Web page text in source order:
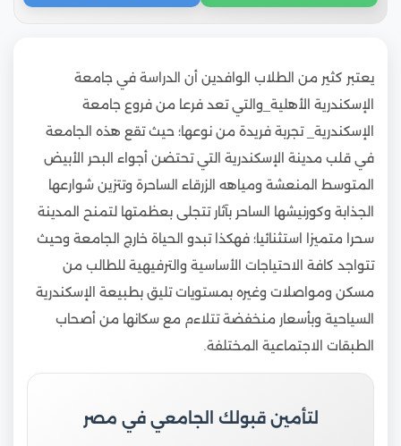
يعتبر كثير من الطلاب الوافدين أن الدراسة في جامعة
الإسكندرية الأهلية_والتي تعد فرعا من فروع جامعة
الإسكندرية_ تجربة فريدة من نوعها؛ حيث تقع هذه الجامعة
في قلب مدينة الإسكندرية التي تحتضن أجواء البحر الأبيض
المتوسط المنعشة ومياهه الزرقاء الساحرة وتتزين شوارعها
الجذابة وكورنيشها الساحر بآثار تتجلى بعظمتها لتمنح المدينة
سحرا متميزا استثنائيا؛ فهكذا تبدو الحياة خارج الجامعة وحيث
تتواجد كافة الاحتياجات الأساسية والترفيهية للطالب من
مسكن ومواصلات وغيره بمستويات تليق بطبيعة الإسكندرية
السياحية وبأسعار منخفضة تتلاءم مع سكانها من أصحاب
الطبقات الاجتماعية المختلفة.
لتأمين قبولك الجامعي في مصر